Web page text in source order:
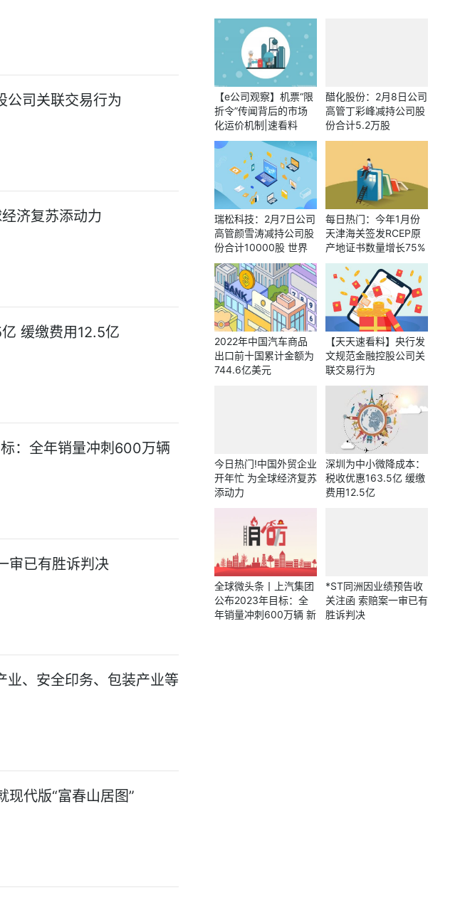
公司关联交易行为
济复苏添动力
缓缴费用12.5亿
：全年销量冲刺600万辆
审已有胜诉判决
业、安全印务、包装产业等
现代版“富春山居图”
【e公司观察】机票“限
折令”传闻背后的市场
化运价机制|速看料
醋化股份：2月8日公司
高管丁彩峰减持公司股
份合计5.2万股
瑞松科技：2月7日公司
高管颜雪涛减持公司股
份合计10000股 世界
观察
每日热门：今年1月份
天津海关签发RCEP原
产地证书数量增长75%
2022年中国汽车商品
出口前十国累计金额为
744.6亿美元
【天天速看料】央行发
文规范金融控股公司关
联交易行为
今日热门!中国外贸企业
开年忙 为全球经济复苏
添动力
深圳为中小微降成本：
税收优惠163.5亿 缓缴
费用12.5亿
全球微头条丨上汽集团
公布2023年目标：全
年销量冲刺600万辆 新
*ST同洲因业绩预告收
关注函 索赔案一审已有
胜诉判决